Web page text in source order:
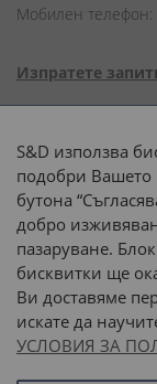
Мобилен телефон:
Изпратете
S&D използва
подобри Вашето
бутона
добро
пазаруване.
бисквитки ще
Ви доставяме
искате да
УСЛОВИЯ ЗА